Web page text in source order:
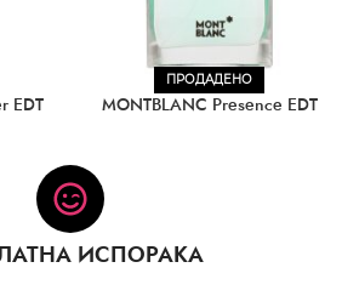
EDT
ПРОДАДЕНО
MONTBLANC Presence EDT
ИСПОРАКА